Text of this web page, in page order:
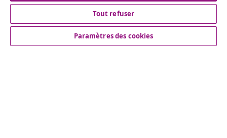
Tout refuser
Paramètres des cookies